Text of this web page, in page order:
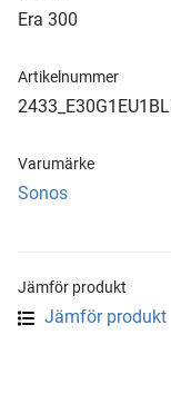
Era 300
Artikelnummer
Varumärke
Sonos
Jämför produkt
Jämför produkt